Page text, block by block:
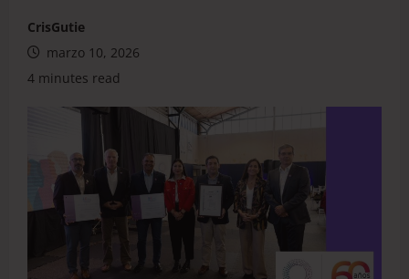
CrisGutie
marzo 10, 2026
4 minutes read